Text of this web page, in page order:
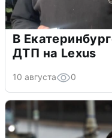
В
ДТП на Lexus
10 августа 0